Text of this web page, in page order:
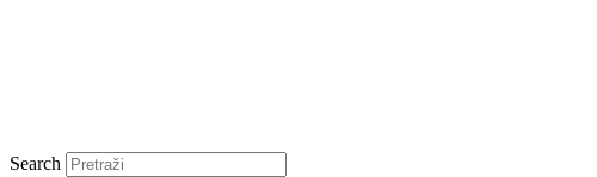
Search